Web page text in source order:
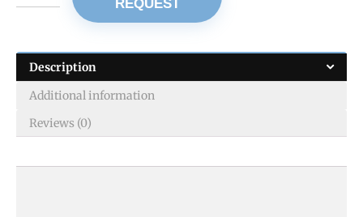
REQUEST
Description
Additional information
Reviews (0)